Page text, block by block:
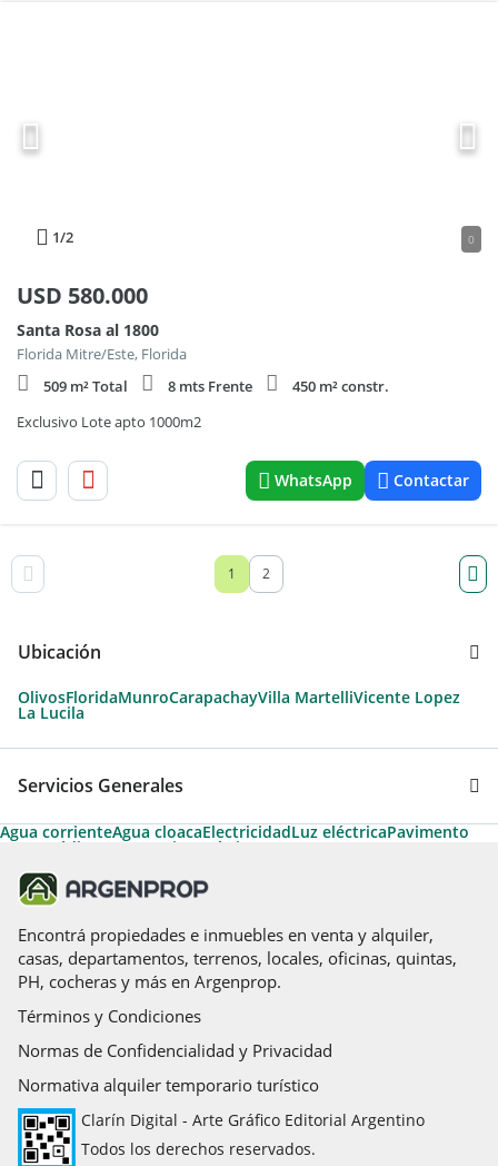
1/2 0
USD 580.000
Santa Rosa al 1800
Florida Mitre/Este, Florida
509 m² Total
8 mts Frente
450 m² constr.
Exclusivo Lote apto 1000m2
WhatsApp Contactar
1 2
Ubicación
OlivosFloridaMunroCarapachayVilla MartelliVicente Lopez
La Lucila
Servicios Generales
Agua corrienteAgua cloacaElectricidadLuz eléctricaPavimento
Apto Crédito Temporario Turístico
Encontrá propiedades e inmuebles en venta y alquiler,
casas, departamentos, terrenos, locales, oficinas, quintas,
PH, cocheras y más en Argenprop.
Términos y Condiciones
Normas de Confidencialidad y Privacidad
Normativa alquiler temporario turístico
Clarín Digital - Arte Gráfico Editorial Argentino
Todos los derechos reservados.